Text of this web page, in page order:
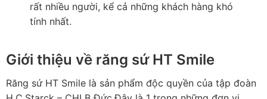
rất nhiều người, kể cả những khách hàng khó
tính nhất.
Giới thiệu về răng sứ HT Smile
Răng sứ HT Smile là sản phẩm độc quyền của tập đoàn